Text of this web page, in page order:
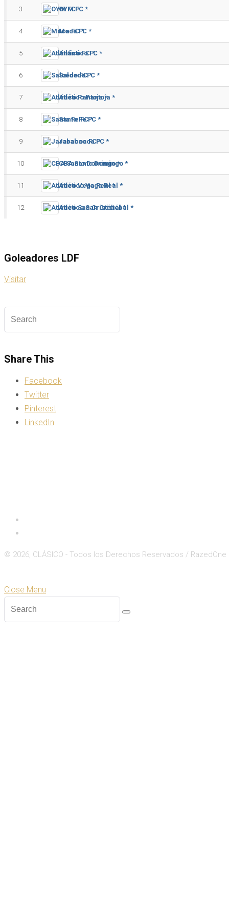
3 OYM FC *
4 Moca FC *
5 Atlántico FC *
6 Salcedo FC *
7 Atlético Pantoja *
8 Santa Fe FC *
9 Jarabacoa FC *
10 CBA Santo Domingo *
11 Atlético Vega Real *
12 Atlético San Cristóbal *
Goleadores LDF
Visitar
Share This
Facebook
Twitter
Pinterest
LinkedIn
© 2026, CLÁSICO - Todos los Derechos Reservados / RazedOne
Close Menu